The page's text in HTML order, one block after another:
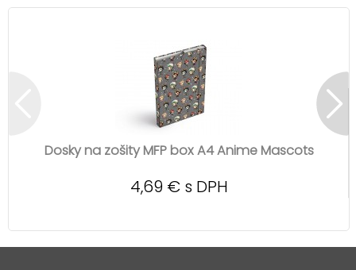
Dosky na zošity MFP box A4 Anime Mascots
4,69 € s DPH